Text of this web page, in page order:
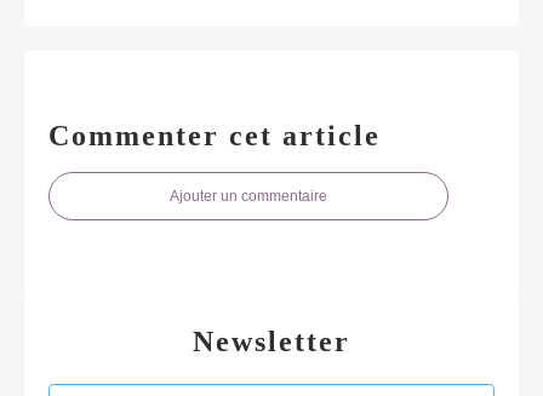
Commenter cet article
Ajouter un commentaire
Newsletter